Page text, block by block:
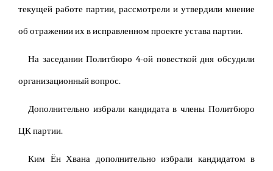
текущей работе партии, рассмотрели и утвердили мнение
об отражении их в исправленном проекте устава партии.
На заседании Политбюро 4-ой повесткой дня обсудили
организационный вопрос.
Дополнительно избрали кандидата в члены Политбюро
ЦК партии.
Ким Ён Хвана дополнительно избрали кандидатом в